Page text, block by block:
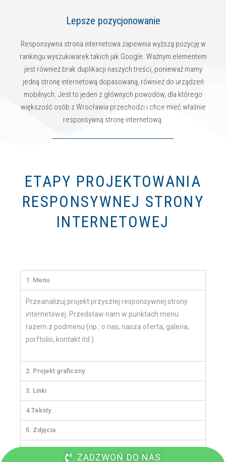
Lepsze pozycjonowanie
Responsywna strona internetowa zapewnia wyższą pozycję w
rankingu wyszukiwarek takich jak Google. Ważnym elementem
jest również brak duplikacji naszych treści, ponieważ mamy
jedną stronę internetową dopasowaną, również do urządzeń
mobilnych. Jest to jeden z głównych powodów, dla którego
większość osób z Wrocławia przechodzi i chce mieć właśnie
responsywną stronę internetową.
ETAPY PROJEKTOWANIA
RESPONSYWNEJ STRONY
INTERNETOWEJ
1. Menu
Przeanalizuj projekt przyszłej responsywnej strony
internetowej. Przedstaw nam w punktach menu
razem z podmenu (np.: o nas, nasza oferta, galeria,
porftolio, kontakt itd.)
2. Projekt graficzny
3. Linki
4.Teksty
5. Zdjęcia
ZADZWOŃ DO NAS